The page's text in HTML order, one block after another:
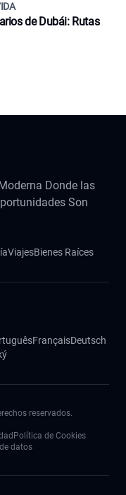
de Dubái: Rutas
Donde las
Son
ViajesBienes Raíces
FrançaisDeutsch
reservados.
Política de Cookies
datos